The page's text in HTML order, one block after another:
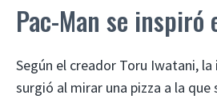
Pac-Man se inspiró
Según el creador Toru Iwatani, la
surgió al mirar una pizza a la que